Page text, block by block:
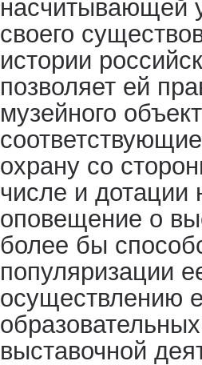
насчитывающей
своего
истории
позволяет ей
музейного
охрану со
числе и дотации
оповещение о
более бы
популяризации
осуществлению
выставочной